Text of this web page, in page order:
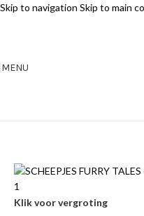
Skip to navigation Skip to main
MENU
Klik voor vergroting